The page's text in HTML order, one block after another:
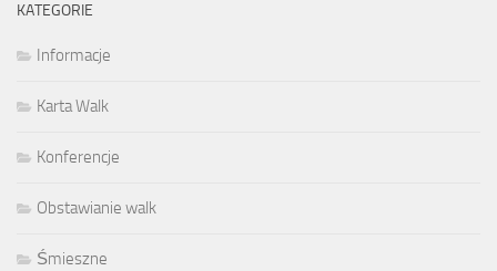
KATEGORIE
Informacje
Karta Walk
Konferencje
Obstawianie walk
Śmieszne